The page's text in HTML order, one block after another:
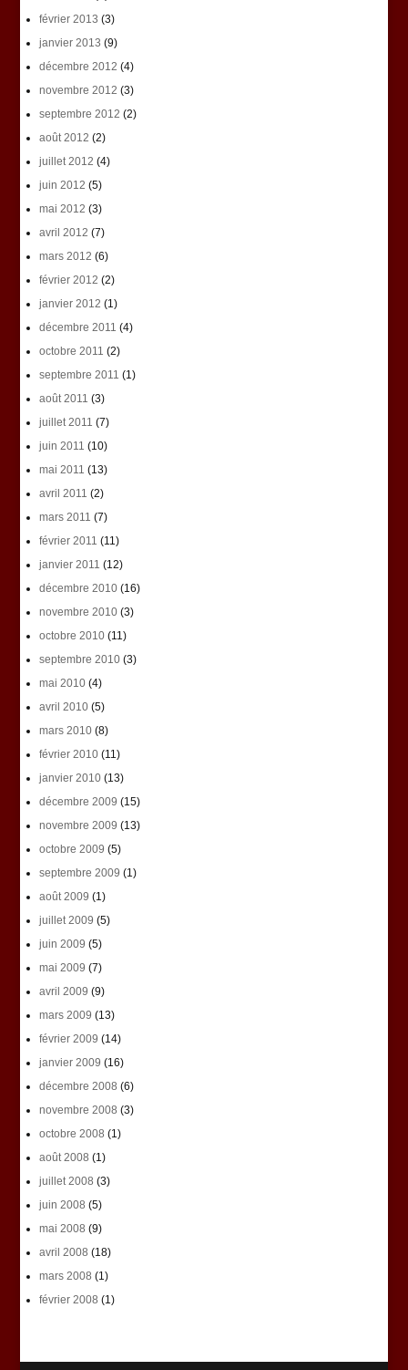
février 2013 (3)
janvier 2013 (9)
décembre 2012 (4)
novembre 2012 (3)
septembre 2012 (2)
août 2012 (2)
juillet 2012 (4)
juin 2012 (5)
mai 2012 (3)
avril 2012 (7)
mars 2012 (6)
février 2012 (2)
janvier 2012 (1)
décembre 2011 (4)
octobre 2011 (2)
septembre 2011 (1)
août 2011 (3)
juillet 2011 (7)
juin 2011 (10)
mai 2011 (13)
avril 2011 (2)
mars 2011 (7)
février 2011 (11)
janvier 2011 (12)
décembre 2010(16)
novembre 2010(3)
octobre 2010(11)
septembre 2010(3)
mai 2010(4)
avril 2010(5)
mars 2010(8)
février 2010(11)
janvier 2010(13)
décembre 2009 (15)
novembre 2009 (13)
octobre 2009 (5)
septembre 2009 (1)
août 2009 (1)
juillet 2009 (5)
juin 2009 (5)
mai 2009 (7)
avril 2009 (9)
mars 2009 (13)
février 2009 (14)
janvier 2009 (16)
décembre 2008 (6)
novembre 2008 (3)
octobre 2008 (1)
août 2008 (1)
juillet 2008 (3)
juin 2008 (5)
mai 2008 (9)
avril 2008 (18)
mars 2008 (1)
février 2008 (1)